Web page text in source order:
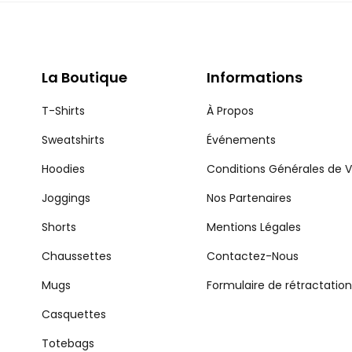
La Boutique
T-Shirts
Sweatshirts
Hoodies
Joggings
Shorts
Chaussettes
Mugs
Casquettes
Totebags
Informations
À Propos
Événements
Conditions Générales de
Nos Partenaires
Mentions Légales
Contactez-Nous
Formulaire de rétractation